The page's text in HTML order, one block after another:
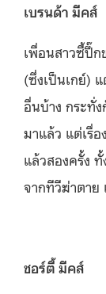
เบรนด้า มีคส์
เพื่อนสาวซี้ปึ๊ก
(ซึ่งเป็นเกย์)
อื่นบ้าง กระทั่
มาแล้ว แต่เรื่
แล้วสองครั้ง
จากทีวีฆ่าตาย
ชอร์ตี้ มีคส์